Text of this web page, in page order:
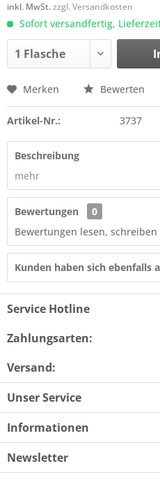
inkl. MwSt.zzgl. Versandkosten
Sofort versandfertig,
Merken Bewerten
Artikel-Nr.: 3737
Beschreibung
mehr
Bewertungen
0
Bewertungen lesen,
Kunden haben sich ebenfalls
Service Hotline
Zahlungsarten:
Versand:
Unser Service
Informationen
Newsletter